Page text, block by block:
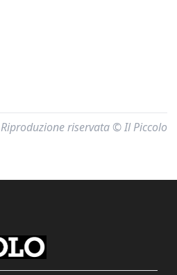
Riproduzione riservata © Il Piccolo